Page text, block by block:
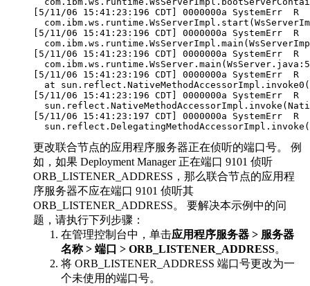
[5/11/06 15:41:23:196 CDT] 0000000a SystemErr
[5/11/06 15:41:23:196 CDT] 0000000a SystemErr
[5/11/06 15:41:23:196 CDT] 0000000a SystemErr
[5/11/06 15:41:23:196 CDT] 0000000a SystemErr
at
[5/11/06 15:41:23:196 CDT] 0000000a SystemErr
[5/11/06 15:41:23:197 CDT] 0000000a SystemErr
更改联合节点的应用程序服务器正在侦听的端口号。 例
如，如果 Deployment Manager 正在端口 9101 侦听
ORB_LISTENER_ADDRESS，那么联合节点的应用程
序服务器不应在端口 9101 侦听其
ORB_LISTENER_ADDRESS。 要解决本示例中的问
题，请执行下列步骤：
在管理控制台中，单击应用程序服务器 > 服务器
名称 > 端口 > ORB_LISTENER_ADDRESS。
将 ORB_LISTENER_ADDRESS 端口号更改为一
个未使用的端口号。